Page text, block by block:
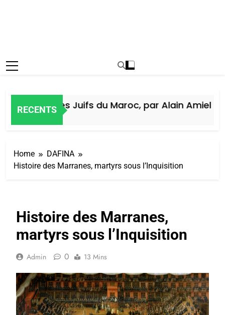
RECENTS
des Juifs du Maroc, par Alain Amiel
Home
DAFINA
Histoire des Marranes, martyrs sous l’Inquisition
Histoire des Marranes,
martyrs sous l’Inquisition
Admin 0 13 Mins